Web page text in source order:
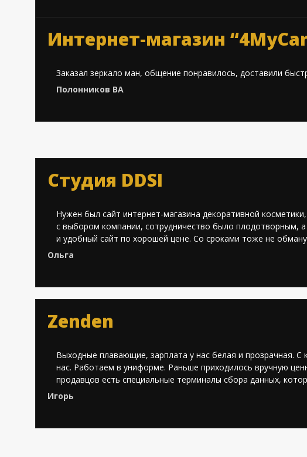
Интернет-магазин
Заказал зеркало ман, общение понравилось, доставили
Полонников ВА
Студия DDSI
Нужен был сайт интернет-магазина декоративной
с выбором компании, сотрудничество было плодотворным,
и удобный сайт по хорошей цене. Со сроками тоже не
Ольга
Zenden
Выходные плавающие, зарплата у нас белая и прозрачная.
нас. Работаем в униформе. Раньше приходилось вручную
продавцов есть специальные терминалы сбора данных,
Игорь